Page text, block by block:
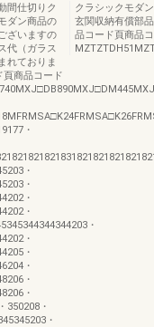
間仕切りク
ダン商品の
ざいますの
代（ガラス
れておりま
頁商品コード
・
・
・
・
・
・
・
・
・
・
・
350208・
・
クラシックモダ
玄関収納有償部
品コード頁商品